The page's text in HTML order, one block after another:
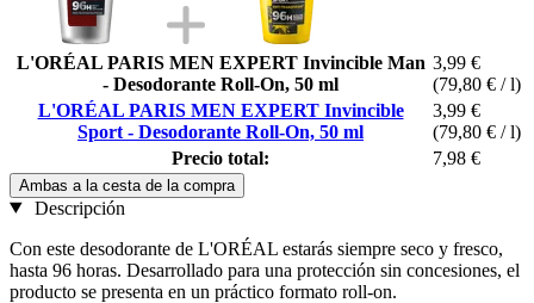
L'ORÉAL PARIS MEN EXPERT Invincible Man
- Desodorante Roll-On, 50 ml
3,99 €
(79,80 € / l)
L'ORÉAL PARIS MEN EXPERT Invincible
Sport - Desodorante Roll-On, 50 ml
3,99 €
(79,80 € / l)
Precio total:
7,98 €
Ambas a la cesta de la compra
Descripción
Con este desodorante de L'ORÉAL estarás siempre seco y fresco,
hasta 96 horas. Desarrollado para una protección sin concesiones, el
producto se presenta en un práctico formato roll-on.